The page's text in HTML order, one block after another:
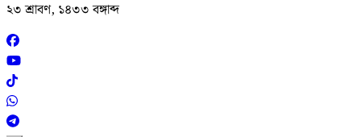
২৩ শ্রাবণ, ১৪৩৩ বঙ্গাব্দ